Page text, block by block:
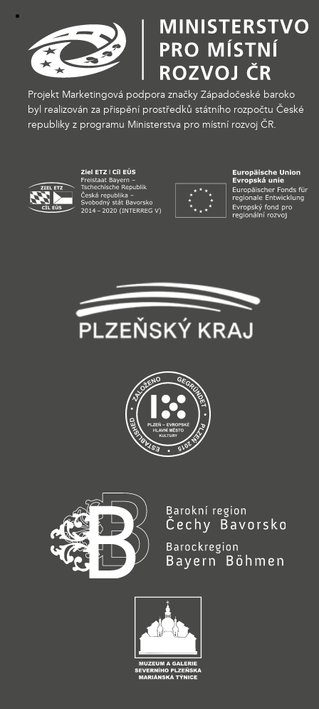
Projekt Marketingová podpora značky Západočeské baroko
byl realizován za přispění prostředků státního rozpočtu České
republiky z programu Ministerstva pro místní rozvoj ČR.